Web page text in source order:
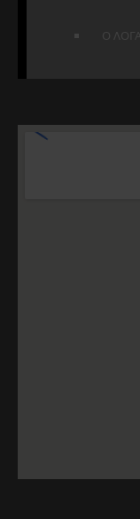
Ο